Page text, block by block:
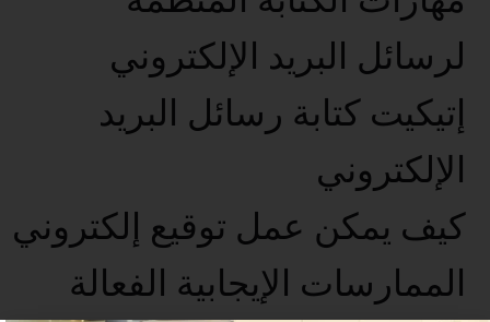
لرسائل البريد الإلكتروني
إتيكيت كتابة رسائل البريد
الإلكتروني
كيف يمكن عمل توقيع إلكتروني
الممارسات الإيجابية الفعالة